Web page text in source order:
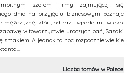
szefem firmy zajmującej się
dnia na przyjęciu biznesowym poznaje
mężczyznę, który od razu wpada mu w oko.
w towarzystwie uroczych pań, Sasaki
smakiem. A jednak ta noc rozpocznie wielkie
Liczba tomów w Polsce :